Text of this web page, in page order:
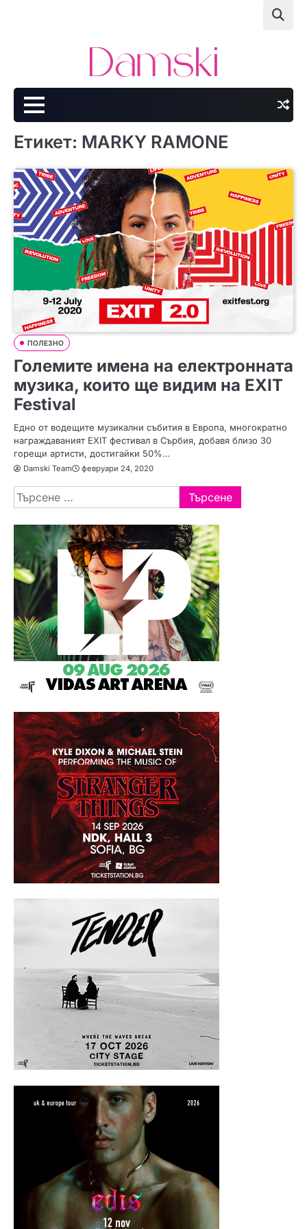
Етикет: MARKY RAMONE
ПОЛЕЗНО
Големите имена на електронната
музика, които ще видим на EXIT
Festival
Едно от водещите музикални събития в Европа, многократно
награждаваният EXIT фестивал в Сърбия, добавя близо 30
горещи артисти, достигайки 50%…
Damski Team февруари 24, 2020
Търсене
за: